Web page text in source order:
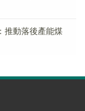
推動落後產能煤